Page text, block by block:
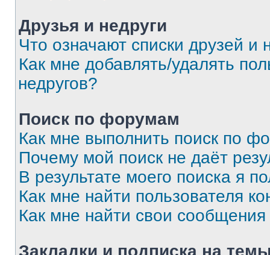
Друзья и недруги
Что означают списки друзей и
Как мне добавлять/удалять
недругов?
Поиск по форумам
Как мне выполнить поиск по
Почему мой поиск не даёт
В результате моего поиска я
Как мне найти пользователя
Как мне найти свои
Закладки и подписка на